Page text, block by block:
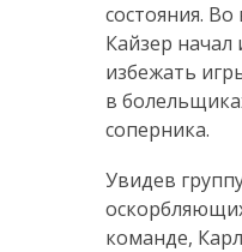
состояния.
Кайзер начал
избежать
в
соперника.
Увидев
команде,